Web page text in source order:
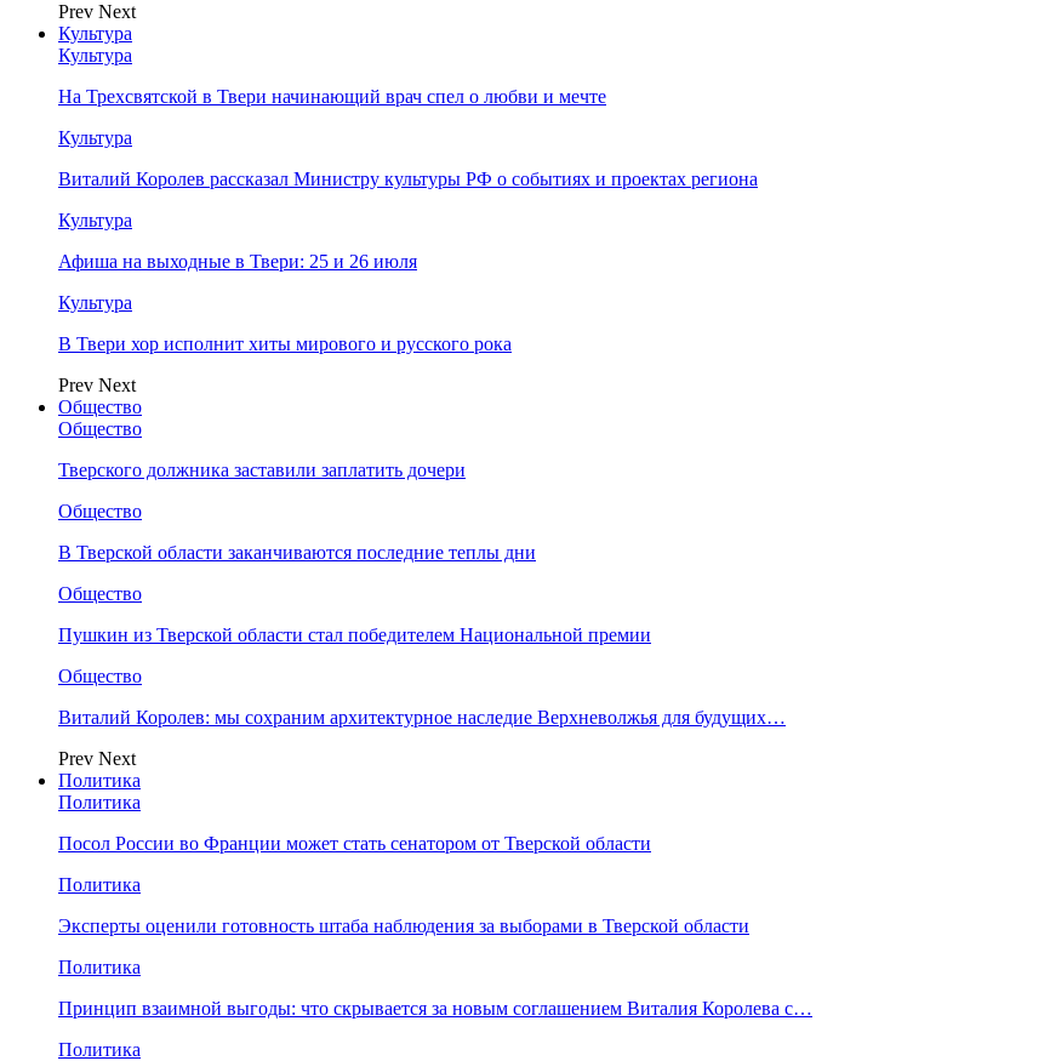
Prev Next
Культура
Культура
На Трехсвятской в Твери начинающий врач спел о любви и мечте
Культура
Виталий Королев рассказал Министру культуры РФ о событиях и проектах региона
Культура
Афиша на выходные в Твери: 25 и 26 июля
Культура
В Твери хор исполнит хиты мирового и русского рока
Prev Next
Общество
Общество
Тверского должника заставили заплатить дочери
Общество
В Тверской области заканчиваются последние теплы дни
Общество
Пушкин из Тверской области стал победителем Национальной премии
Общество
Виталий Королев: мы сохраним архитектурное наследие Верхневолжья для будущих…
Prev Next
Политика
Политика
Посол России во Франции может стать сенатором от Тверской области
Политика
Эксперты оценили готовность штаба наблюдения за выборами в Тверской области
Политика
Принцип взаимной выгоды: что скрывается за новым соглашением Виталия Королева с…
Политика